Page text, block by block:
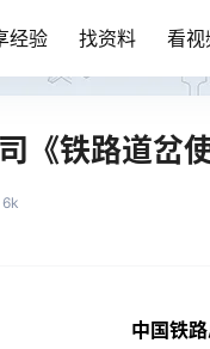
经验 找资料 看视
《铁路道岔
6k
中国铁